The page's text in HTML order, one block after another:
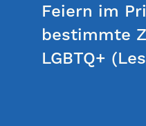
Feiern im
bestimmte
LGBTQ+